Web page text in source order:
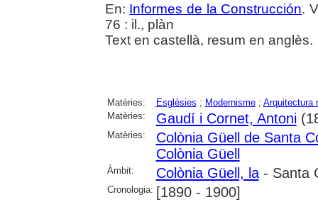
En: Informes de la Construcción.
76 : il., plàn
Text en castellà, resum en anglès.
Matèries: Esglésies ; Modernisme; Arquitectura
Matèries:
Gaudí i Cornet, Antoni
Matèries:
Colònia Güell de Santa
Colònia Güell
Àmbit: Colònia Güell, la- Santa
Cronologia: [1890 - 1900]